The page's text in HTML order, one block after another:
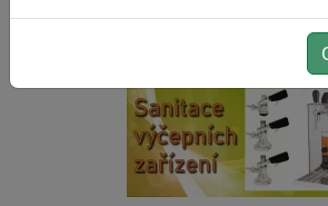
Sanitace